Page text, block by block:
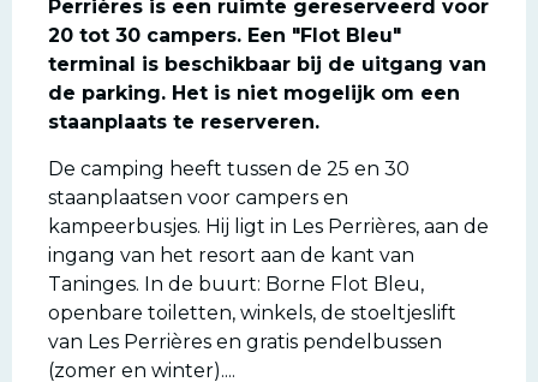
Perrières is een ruimte gereserveerd voor
20 tot 30 campers. Een "Flot Bleu"
terminal is beschikbaar bij de uitgang van
de parking. Het is niet mogelijk om een
staanplaats te reserveren.
De camping heeft tussen de 25 en 30
staanplaatsen voor campers en
kampeerbusjes. Hij ligt in Les Perrières, aan de
ingang van het resort aan de kant van
Taninges. In de buurt: Borne Flot Bleu,
openbare toiletten, winkels, de stoeltjeslift
van Les Perrières en gratis pendelbussen
(zomer en winter)....